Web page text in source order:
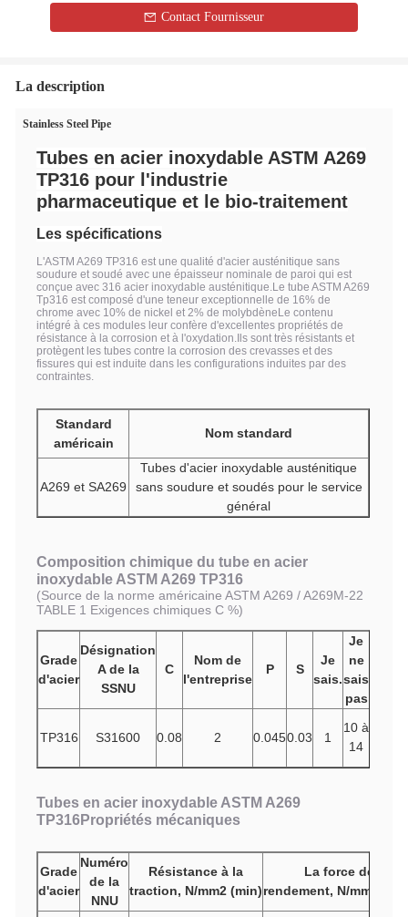
Contact Fournisseur
La description
Stainless Steel Pipe
Tubes en acier inoxydable ASTM A269
TP316 pour l'industrie
pharmaceutique et le bio-traitement
Les spécifications
L'ASTM A269 TP316 est une qualité d'acier austénitique sans
soudure et soudé avec une épaisseur nominale de paroi qui est
conçue avec 316 acier inoxydable austénitique.Le tube ASTM A269
Tp316 est composé d'une teneur exceptionnelle de 16% de
chrome avec 10% de nickel et 2% de molybdèneLe contenu
intégré à ces modules leur confère d'excellentes propriétés de
résistance à la corrosion et à l'oxydation.Ils sont très résistants et
protègent les tubes contre la corrosion des crevasses et des
fissures qui est induite dans les configurations induites par des
contraintes.
Standard
américain
Nom standard
A269 et SA269
Tubes d'acier inoxydable austénitique
sans soudure et soudés pour le service
général
Composition chimique du tube en acier
inoxydable ASTM A269 TP316
(Source de la norme américaine ASTM A269 / A269M-22
TABLE 1 Exigences chimiques C %)
Grade
d'acier
Désignation
A de la
SSNU
C
Nom de
l'entreprise
P S
Je
sais.
Je
ne
sais
pas
TP316 S31600 0.08 2 0.0450.03 1
10 à
14
Tubes en acier inoxydable ASTM A269
TP316Propriétés mécaniques
Grade
d'acier
Numéro
de la
NNU
Résistance à la
traction, N/mm2 (min)
La force de
rendement, N/mm2